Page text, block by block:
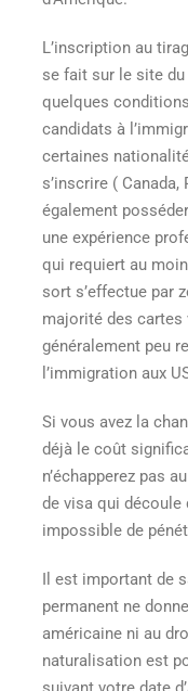
L’inscription au
se fait sur le site
quelques
candidats à
certaines
s’inscrire (
également
une expérience
qui requiert au
sort s’effectue par
majorité des cartes
généralement peu
l’immigration aux
Si vous avez la
déjà le coût
n’échapperez pas
de visa qui découle
impossible de
Il est important de
permanent ne
américaine ni au
naturalisation est